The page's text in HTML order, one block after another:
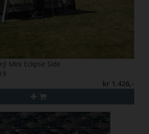
Mini Eclipse Side
kr 1.426,-